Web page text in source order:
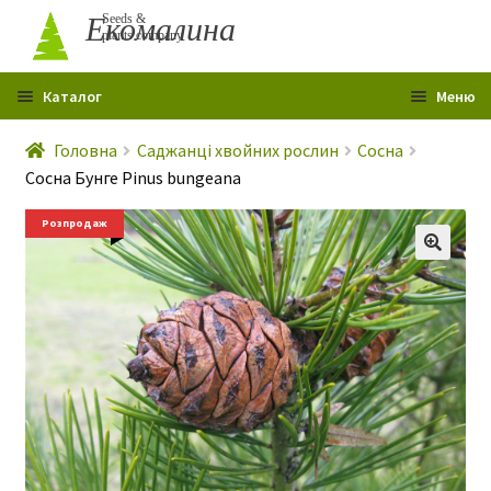
Перейти
до
навігації
Перейти
до
вмісту
Екомалина
Seeds &
plants company
Меню
Каталог
Головна
Профіль
Контакти
Гарантія
Розпродаж
Статті
Р
о
з
Сертифікати
Головна Саджанці хвойних рослин
Сосна
Сосна Бунге Pinus bungeana
Розпродаж